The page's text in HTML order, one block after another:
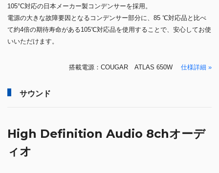
105°C対応の日本メーカー製コンデンサーを採用。
電源の大きな故障要因となるコンデンサー部分に、85 ℃対応品と比べ
て約4倍の期待寿命がある105℃対応品を使用することで、安心してお使
いいただけます。
搭載電源：COUGAR ATLAS 650W 仕様詳細 »
サウンド
High Definition Audio 8chオーデ
ィオ